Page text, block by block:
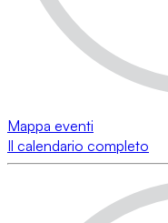
Mappa eventi
Il calendario completo